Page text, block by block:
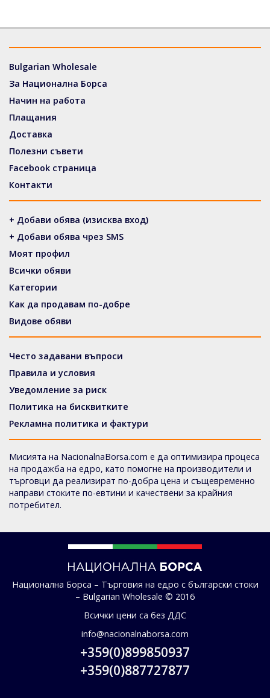
Bulgarian Wholesale
За Национална Борса
Начин на работа
Плащания
Доставка
Полезни съвети
Facebook страница
Контакти
+ Добави обява (изисква вход)
+ Добави обява чрез SMS
Моят профил
Всички обяви
Категории
Как да продавам по-добре
Видове обяви
Често задавани въпроси
Правила и условия
Уведомление за риск
Политика на бисквитките
Рекламна политика и фактури
Мисията на NacionalnaBorsa.com е да оптимизира процеса
на продажба на едро, като помогне на производители и
търговци да реализират по-добра цена и същевременно
направи стоките по-евтини и качествени за крайния
потребител.
Национална Борса – Търговия на едро с български стоки
– Bulgarian Wholesale © 2016
Всички цени са без ДДС
info@nacionalnaborsa.com
+359(0)899850937
+359(0)887727877